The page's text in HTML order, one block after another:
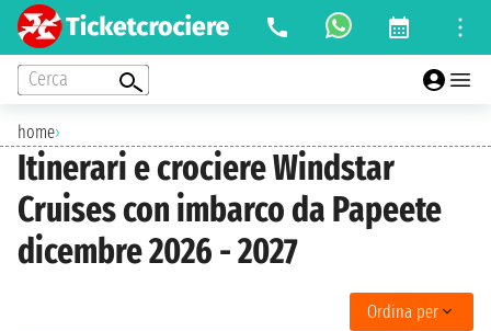
Cerca
home›
Itinerari e crociere Windstar
Cruises con imbarco da Papeete
dicembre 2026 - 2027
Ordina per